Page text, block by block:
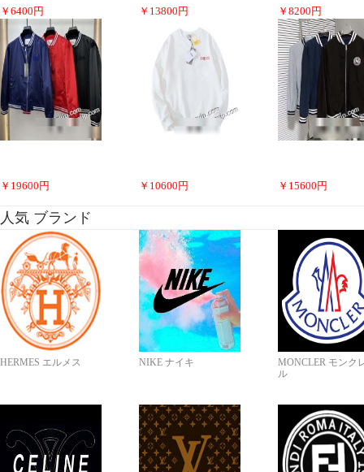
￥ 6400 円 ￥ 13800 円 ￥ 8200 円
￥ 19600 円 ￥ 10600 円 ￥ 15600 円
人気 ブランド
HERMES エルメス NIKE ナイキ
MONCLER モンク
ル